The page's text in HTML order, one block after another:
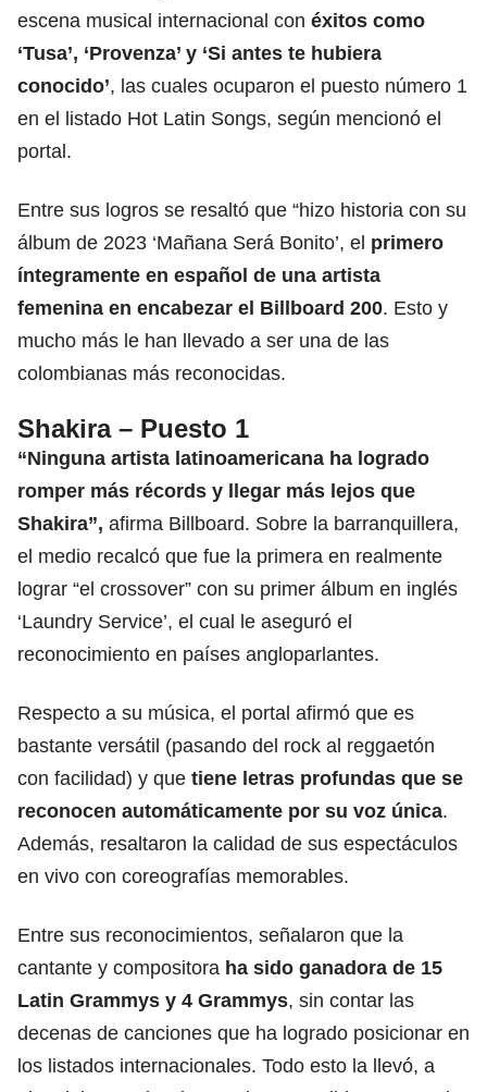
escena musical internacional con éxitos como
‘Tusa’, ‘Provenza’ y ‘Si antes te hubiera
conocido’, las cuales ocuparon el puesto número 1
en el listado Hot Latin Songs, según mencionó el
portal.
Entre sus logros se resaltó que “hizo historia con su
álbum de 2023 ‘Mañana Será Bonito’, el primero
íntegramente en español de una artista
femenina en encabezar el Billboard 200. Esto y
mucho más le han llevado a ser una de las
colombianas más reconocidas.
Shakira – Puesto 1
“Ninguna artista latinoamericana ha logrado
romper más récords y llegar más lejos que
Shakira”, afirma Billboard. Sobre la barranquillera,
el medio recalcó que fue la primera en realmente
lograr “el crossover” con su primer álbum en inglés
‘Laundry Service’, el cual le aseguró el
reconocimiento en países angloparlantes.
Respecto a su música, el portal afirmó que es
bastante versátil (pasando del rock al reggaetón
con facilidad) y que tiene letras profundas que se
reconocen automáticamente por su voz única.
Además, resaltaron la calidad de sus espectáculos
en vivo con coreografías memorables.
Entre sus reconocimientos, señalaron que la
cantante y compositora ha sido ganadora de 15
Latin Grammys y 4 Grammys, sin contar las
decenas de canciones que ha logrado posicionar en
los listados internacionales. Todo esto la llevó, a